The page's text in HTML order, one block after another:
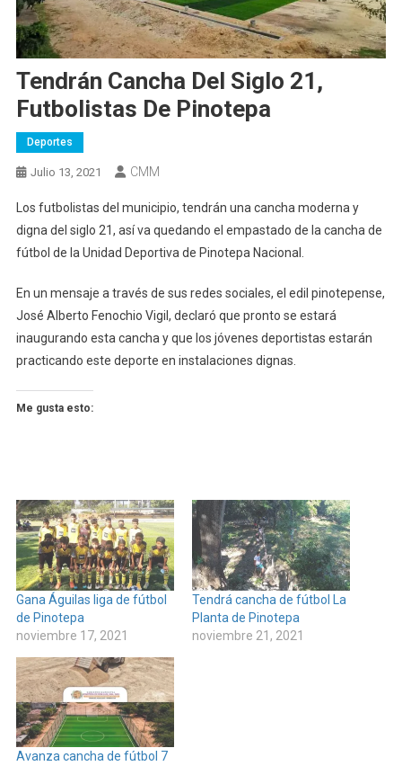
Tendrán Cancha Del Siglo 21,
Futbolistas De Pinotepa
Deportes
Julio 13, 2021 CMM
Los futbolistas del municipio, tendrán una cancha moderna y
digna del siglo 21, así va quedando el empastado de la cancha de
fútbol de la Unidad Deportiva de Pinotepa Nacional.
En un mensaje a través de sus redes sociales, el edil pinotepense,
José Alberto Fenochio Vigil, declaró que pronto se estará
inaugurando esta cancha y que los jóvenes deportistas estarán
practicando este deporte en instalaciones dignas.
Me gusta esto:
Gana Águilas liga de fútbol
de Pinotepa
noviembre 17, 2021
Tendrá cancha de fútbol La
Planta de Pinotepa
noviembre 21, 2021
Avanza cancha de fútbol 7